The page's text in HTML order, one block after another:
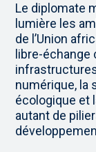
Le diplomate
lumière les
de l’Union
libre-échange
numérique, la
écologique et
autant de